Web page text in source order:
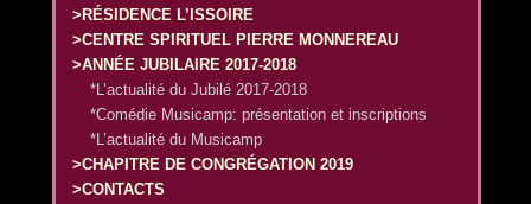
>RÉSIDENCE L’ISSOIRE
>CENTRE SPIRITUEL PIERRE MONNEREAU
>ANNÉE JUBILAIRE 2017-2018
*L’actualité du Jubilé 2017-2018
*Comédie Musicamp: présentation et inscriptions
*L’actualité du Musicamp
>CHAPITRE DE CONGRÉGATION 2019
>CONTACTS